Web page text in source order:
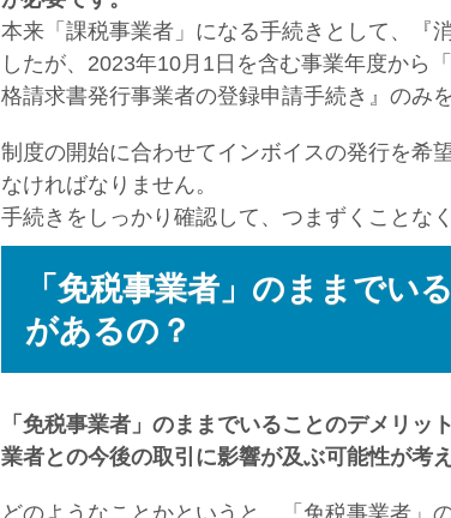
本来「課税事業者」になる手続きとして、『
したが、2023年10月1日を含む事業年度から
格請求書発行事業者の登録申請手続き』のみ
制度の開始に合わせてインボイスの発行を希
なければなりません。
手続きをしっかり確認して、つまずくことな
「免税事業者」のままでい
があるの？
「免税事業者」のままでいることのデメリ
業者との今後の取引に影響が及ぶ可能性が考
どのようなことかというと、「免税事業者」